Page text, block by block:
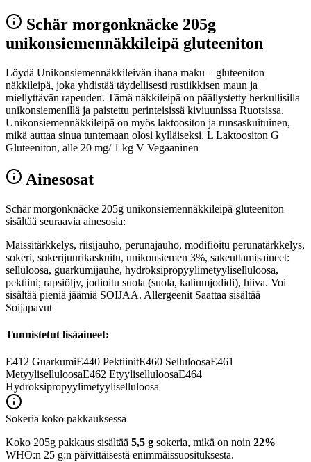
Schär morgonknäcke 205g
unikonsiemennäkkileipä gluteeniton
Löydä Unikonsiemennäkkileivän ihana maku – gluteeniton
näkkileipä, joka yhdistää täydellisesti rustiikkisen maun ja
miellyttävän rapeuden. Tämä näkkileipä on päällystetty herkullisilla
unikonsiemenillä ja paistettu perinteisissä kiviuunissa Ruotsissa.
Unikonsiemennäkkileipä on myös laktoositon ja runsaskuituinen,
mikä auttaa sinua tuntemaan olosi kylläiseksi. L Laktoositon G
Gluteeniton, alle 20 mg/ 1 kg V Vegaaninen
Ainesosat
Schär morgonknäcke 205g unikonsiemennäkkileipä gluteeniton
sisältää seuraavia ainesosia:
Maissitärkkelys, riisijauho, perunajauho, modifioitu perunatärkkelys,
sokeri, sokerijuurikaskuitu, unikonsiemen 3%, sakeuttamisaineet:
selluloosa, guarkumijauhe, hydroksipropyylimetyyliselluloosa,
pektiini; rapsiöljy, jodioitu suola (suola, kaliumjodidi), hiiva. Voi
sisältää pieniä jäämiä SOIJAA. Allergeenit Saattaa sisältää
Soijapavut
Tunnistetut lisäaineet:
E412 GuarkumiE440 PektiinitE460 SelluloosaE461
MetyyliselluloosaE462 EtyyliselluloosaE464
Hydroksipropyylimetyyliselluloosa
Sokeria koko pakkauksessa
Koko 205g pakkaus sisältää 5,5 g sokeria, mikä on noin 22%
WHO:n 25 g:n päivittäisestä enimmäissuosituksesta.